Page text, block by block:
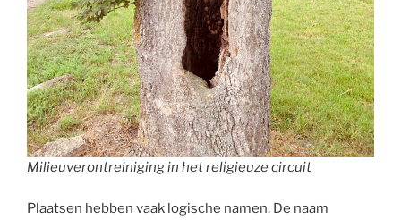
Milieuverontreiniging in het religieuze circuit
Plaatsen hebben vaak logische namen. De naam